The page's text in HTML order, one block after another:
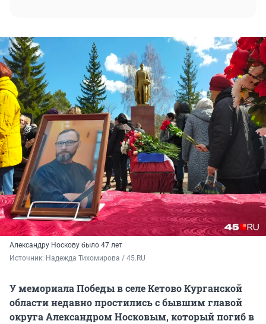
Александру Носкову было 47 лет
Источник: Надежда Тихомирова / 45.RU
У мемориала Победы в селе Кетово Курганской
области недавно простились с бывшим главой
округа Александром Носковым, который погиб в